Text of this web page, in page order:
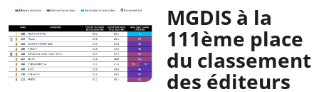
MGDIS à la
111ème place
du classement
des éditeurs